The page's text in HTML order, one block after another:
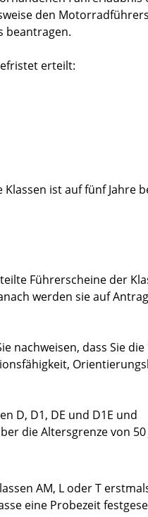
den
beantragen.
erteilt:
ist auf fünf Jahre
Führerscheine der
werden sie auf
nachweisen, dass Sie die
D, D1, DE und D1E und
die Altersgrenze von 50
AM, L oder T
eine Probezeit